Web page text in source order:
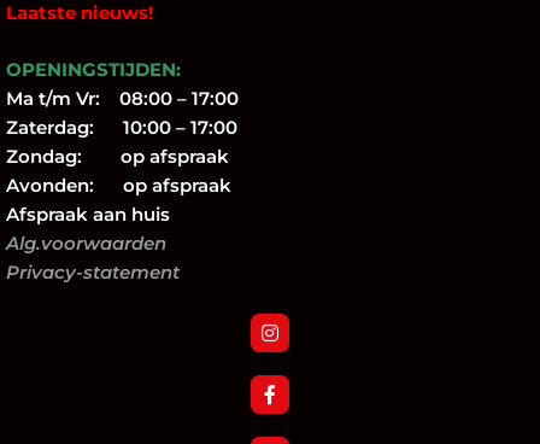
Laatste nieuws!
OPENINGSTIJDEN:
Ma t/m Vr: 08:00 – 17:00
Zaterdag: 10:00 – 17:00
Zondag: op afspraak
Avonden: op afspraak
Afspraak aan huis
Alg.voorwaarden
Privacy-statement